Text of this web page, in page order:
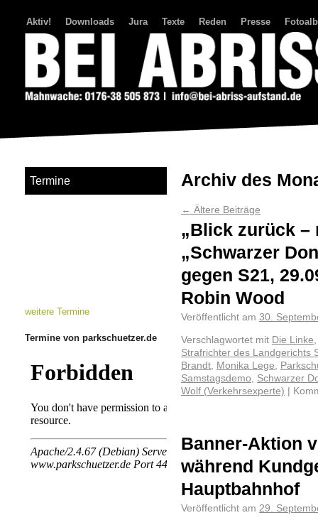
Aktiv! Downloads Jura Texte Reden Presse
Archiv des
← Ältere Beiträge
„Blick zurück –
„Schwarzer
gegen S21,
Robin Wood
Veröffentlicht am 30.
Verschlagwortet mit Die Linke
Strafrichter des Landgerichts
Brandt, Monika Lege,
Samstagsdemo, Schwarzer
Wolf (Verkehrsexperte)
Banner-Aktion
während
Hauptbahnhof
Veröffentlicht am 29.
Termine
weitere Termine
Termine von parkschuetzer.de